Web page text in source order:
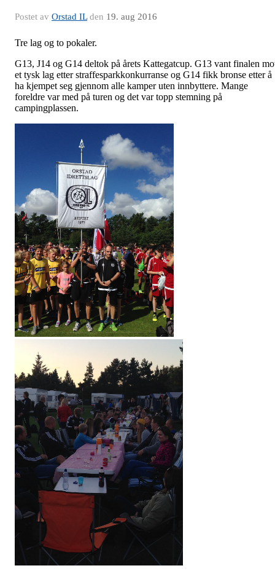
Postet av Orstad ILden 19. aug 2016
Tre lag og to pokaler.
G13, J14 og G14 deltok på årets Kattegatcup. G13 vant finalen
et tysk lag etter straffesparkkonkurranse og G14 fikk bronse etter å
ha kjempet seg gjennom alle kamper uten innbyttere. Mange
foreldre var med på turen og det var topp stemning på
campingplassen.